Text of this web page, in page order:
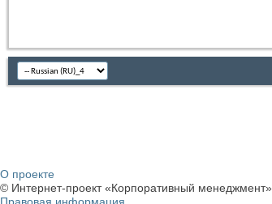
О проекте
© Интернет-проект «Корпоративный